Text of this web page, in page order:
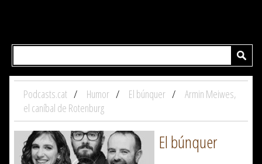
Podcasts.cat Humor El búnquer
Armin Meiwes,
el caníbal de Rotenburg
El búnquer